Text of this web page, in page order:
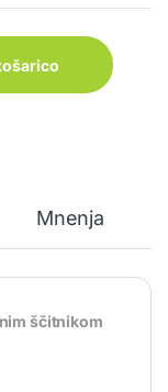
Mnenja
ščitnikom